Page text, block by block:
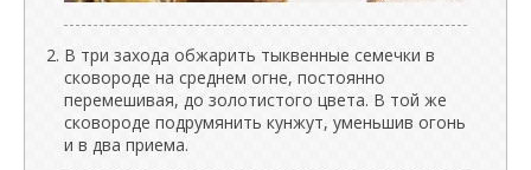
В три захода обжарить тыквенные семечки в
сковороде на среднем огне, постоянно
перемешивая, до золотистого цвета. В той же
сковороде подрумянить кунжут, уменьшив огонь
и в два приема.